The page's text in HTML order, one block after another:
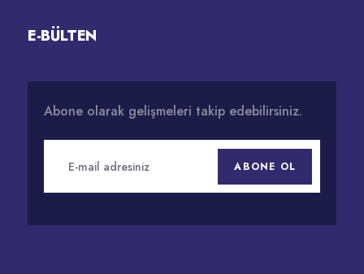
E-BÜLTEN
Abone olarak gelişmeleri takip edebilirsiniz.
ABONE OL